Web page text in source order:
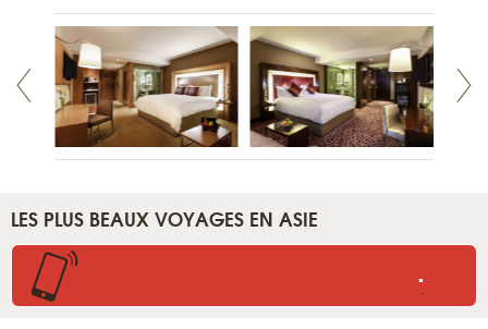
LES PLUS BEAUX VOYAGES EN ASIE
..